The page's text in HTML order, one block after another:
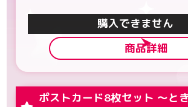
カートに入れる
商品詳細
ポストカード8枚セット ～と